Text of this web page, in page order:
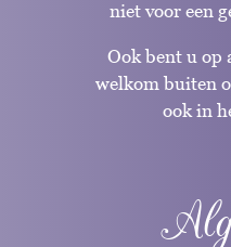
niet voor een
Ook bent u op
welkom buiten
ook in